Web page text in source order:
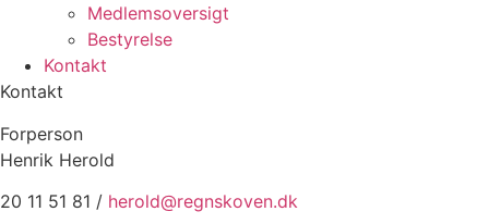
Medlemsoversigt
Bestyrelse
Kontakt
Kontakt
Forperson
Henrik Herold
20 11 51 81 / herold@regnskoven.dk